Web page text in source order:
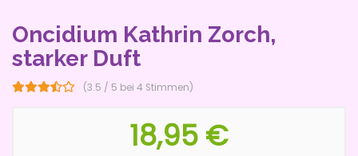
Oncidium Kathrin Zorch,
starker Duft
(3.5 / 5 bei 4 Stimmen)
18,95 €